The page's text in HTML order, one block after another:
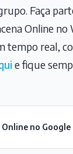
Faça
Online no
tempo real,
e fique
Online no Google